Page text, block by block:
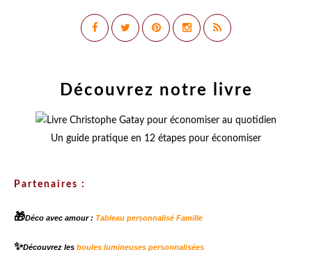
Découvrez notre livre
Un guide pratique en 12 étapes pour économiser
Partenaires :
🎁Déco avec amour : Tableau personnalisé Famille
✨Découvrez les boules lumineuses personnalisées